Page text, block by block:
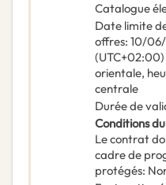
Catalogue
Date limite
offres: 10/
orientale,
centrale
Durée de
Conditions
Le contrat
cadre de
protégés: